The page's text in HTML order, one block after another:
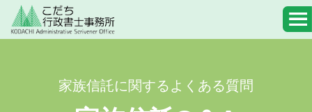
家族信託に関するよくある質問